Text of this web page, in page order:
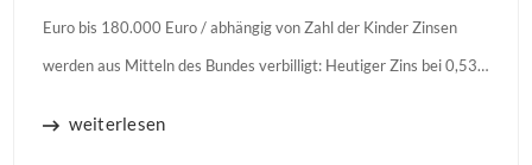
Euro bis 180.000 Euro / abhängig von Zahl der Kinder Zinsen
werden aus Mitteln des Bundes verbilligt: Heutiger Zins bei 0,53
weiterlesen